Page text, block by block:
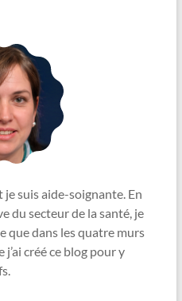
je suis aide-soignante. En
du secteur de la santé, je
que dans les quatre murs
j’ai créé ce blog pour y